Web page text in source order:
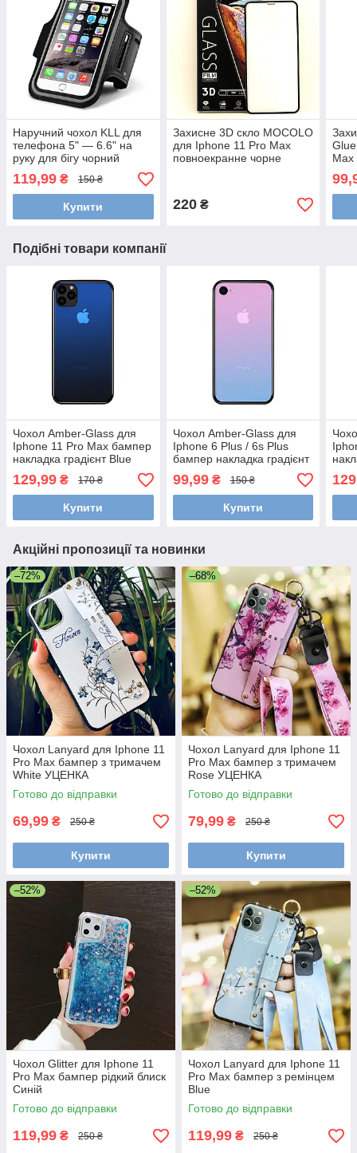
Наручний чохол KLL для
телефона 5" — 6.6" на
руку для бігу чорний
119,99 ₴ 150 ₴
Купити
Захисне 3D скло MOCOLO
для Iphone 11 Pro Max
повноекранне чорне
220₴
Max
Подібні товари компанії
Чохол Amber-Glass для
Iphone 11 Pro Max бампер
накладка градієнт Blue
129,99 ₴ 170 ₴
Купити
Чохол Amber-Glass для
Iphone 6 Plus / 6s Plus
бампер накладка градієнт
99,99₴ 150 ₴
Купити
Акційні пропозиції та новинки
–72%
Чохол Lanyard для Iphone 11
Pro Max бампер з тримачем
White УЦЕНКА
Готово до відправки
69,99 ₴ 250 ₴
Купити
–68%
Чохол Lanyard для Iphone 11
Pro Max бампер з тримачем
Rose УЦЕНКА
Готово до відправки
79,99 ₴ 250 ₴
Купити
–52%
Чохол Glitter для Iphone 11
Pro Max бампер рідкий блиск
Синій
Готово до відправки
119,99 ₴ 250 ₴
–52%
Чохол Lanyard для Iphone 11
Pro Max бампер з ремінцем
Blue
Готово до відправки
119,99 ₴ 250 ₴